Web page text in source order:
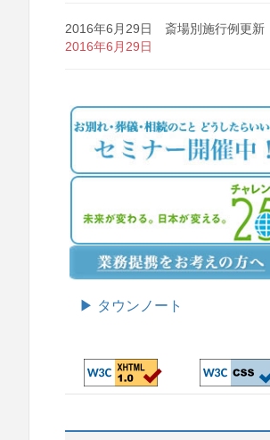
2016年6月29日 斎場別施行例更新
2016年6月29日
▶ タウンノート